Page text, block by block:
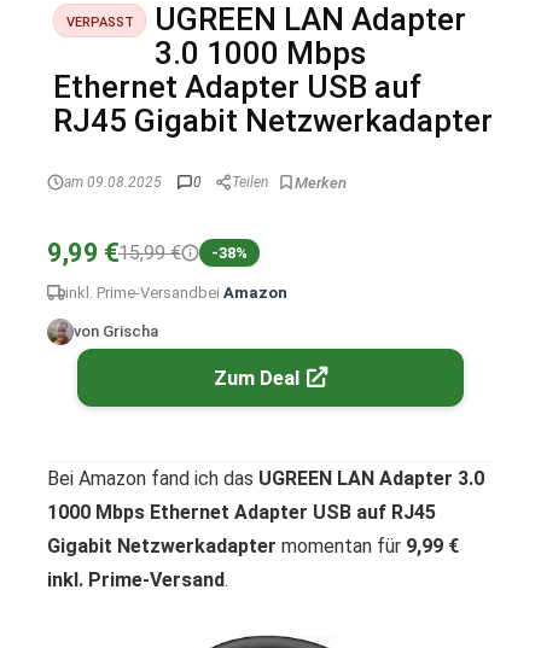
VERPASST
UGREEN LAN Adapter
3.0 1000 Mbps
Ethernet Adapter USB auf
RJ45 Gigabit Netzwerkadapter
am 09.08.2025 0 Teilen
9,99 €15,99 € -38%
inkl. Prime-Versand bei Amazon
von Grischa
Zum Deal
Bei Amazon fand ich das UGREEN LAN Adapter 3.0
1000 Mbps Ethernet Adapter USB auf RJ45
Gigabit Netzwerkadapter momentan für 9,99 €
inkl. Prime-Versand.